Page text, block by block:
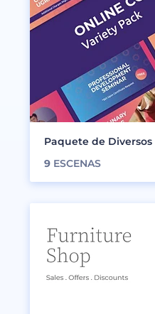
Paquete de
9 ESCENAS